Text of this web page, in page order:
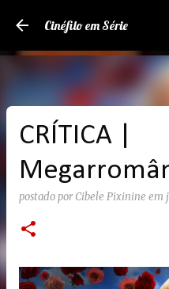
Pular para o
Cinéfilo em Série
CRÍTICA |
postado porCibele Pixinine em